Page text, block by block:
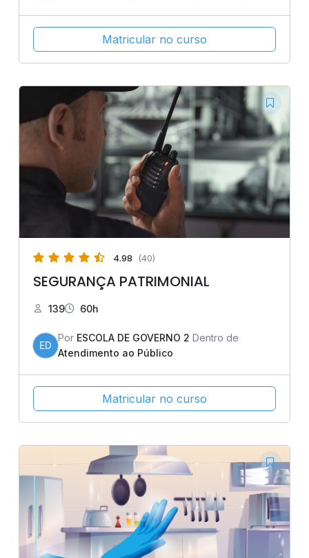
Matricular no curso
4.98 (40)
SEGURANÇA PATRIMONIAL
139 60h
ED
Por ESCOLA DE GOVERNO 2 Dentro de
Atendimento ao Público
Matricular no curso